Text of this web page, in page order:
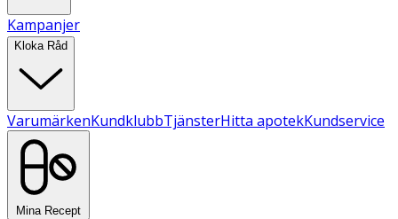
Kampanjer
Kloka Råd
VarumärkenKundklubbTjänsterHitta apotekKundservice
Mina Recept